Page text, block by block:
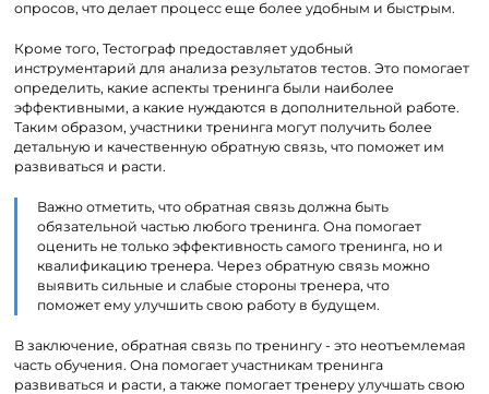
опросов, что делает процесс еще более удобным и быстрым.
Кроме того, Тестограф предоставляет удобный
инструментарий для анализа результатов тестов. Это помогает
определить, какие аспекты тренинга были наиболее
эффективными, а какие нуждаются в дополнительной работе.
Таким образом, участники тренинга могут получить более
детальную и качественную обратную связь, что поможет им
развиваться и расти.
Важно отметить, что обратная связь должна быть
обязательной частью любого тренинга. Она помогает
оценить не только эффективность самого тренинга, но и
квалификацию тренера. Через обратную связь можно
выявить сильные и слабые стороны тренера, что
поможет ему улучшить свою работу в будущем.
В заключение, обратная связь по тренингу - это неотъемлемая
часть обучения. Она помогает участникам тренинга
развиваться и расти, а также помогает тренеру улучшать свою